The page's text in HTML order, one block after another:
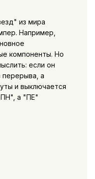
из мира
Например,
компоненты. Но
если он
перерыва, а
и выключается
а "ПЕ"